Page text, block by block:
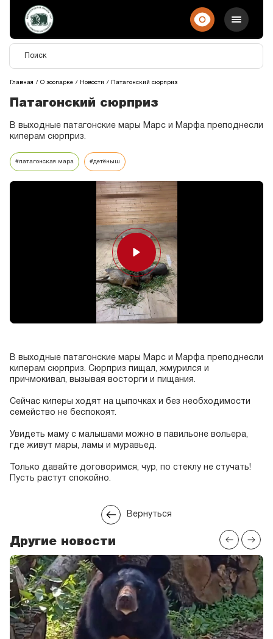
Главная О зоопарке Новости Патагонский сюрприз
Патагонский сюрприз
В выходные патагонские мары Марс и Марфа преподнесли
киперам сюрприз.
#патагонская мара #детёныш
Play
В выходные патагонские мары Марс и Марфа преподнесли
киперам сюрприз. Сюрприз пищал, жмурился и
причмокивал, вызывая восторги и пищания.
Сейчас киперы ходят на цыпочках и без необходимости
семейство не беспокоят.
Увидеть маму с малышами можно в павильоне вольера,
где живут мары, ламы и муравьед.
Только давайте договоримся, чур, по стеклу не стучать!
Пусть растут спокойно.
Вернуться
Другие новости